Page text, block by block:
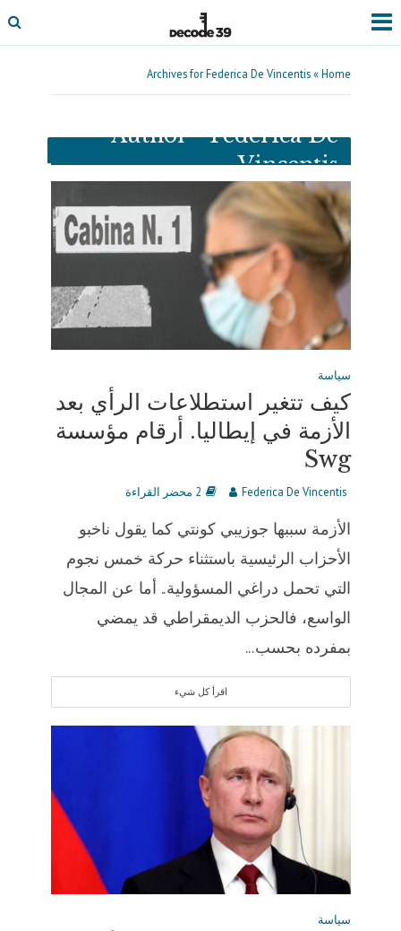
Home
»
Archives for Federica De Vincentis
Author - Federica De
Vincentis
سياسة
كيف تتغير استطلاعات الرأي بعد
الأزمة في إيطاليا. أرقام مؤسسة
Swg
Federica De Vincentis 2 محضر القراءة
الأزمة سببها جوزيبي كونتي كما يقول ناخبو
الأحزاب الرئيسية باستثناء حركة خمس نجوم
التي تحمل دراغي المسؤولية.. أما عن المجال
الواسع، فالحزب الديمقراطي قد يمضي
بمفرده بحسب...
اقرأ كل شيء
سياسة